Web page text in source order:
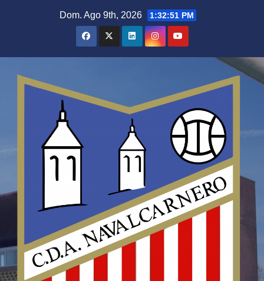
Dom. Ago 9th, 2026 1:32:52 PM